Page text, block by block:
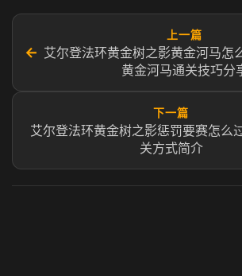
←
上一篇
艾尔登法环黄金树之影黄金河马怎
黄金河马通关技巧分
下一篇
艾尔登法环黄金树之影惩罚要赛怎么
关方式简介